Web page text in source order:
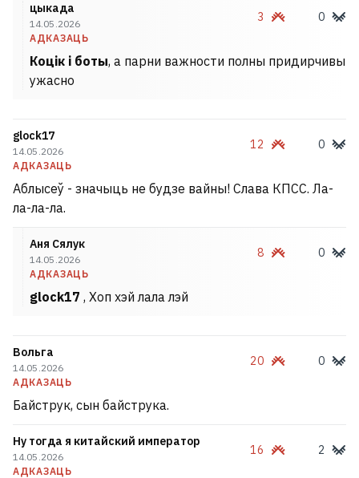
цыкада
14.05.2026
АДКАЗАЦЬ
3 0
Коцік і боты, а парни важности полны придирчивы
ужасно
glock17
14.05.2026
АДКАЗАЦЬ
12 0
Аблысеў - значыць не будзе вайны! Слава КПСС. Ла-
ла-ла-ла.
Аня Сялук
14.05.2026
АДКАЗАЦЬ
8 0
glock17 , Хоп хэй лала лэй
Вольга
14.05.2026
АДКАЗАЦЬ
20 0
Байструк, сын байструка.
Ну тогда я китайский император
14.05.2026
АДКАЗАЦЬ
16 2